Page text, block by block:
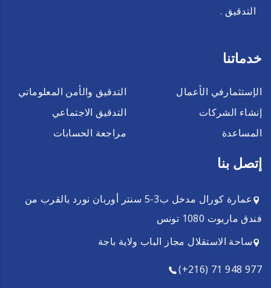
التدقيق .
خدماتنا
التدقيق والأمن المعلوماتي
التدقيق الاجتماعي
مراجعة الحسابات
الإستثمارفي الأعمال
إنشاء الشركات
المساعدة
إتصل بنا
عمارة كورال مدخل ب3-5 سنتر أوربان نورد بالقرب من
فندق ماريوت 1080 تونس
ساحة الاستقلال مجاز الباب ولاية باجة
(+216) 71 948 977